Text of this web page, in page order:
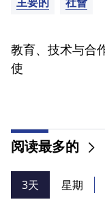
教育、技术与合
使
阅读最多的
3天 星期